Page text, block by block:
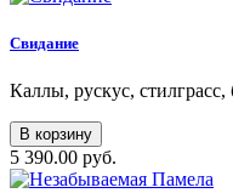
Свидание
Каллы, рускус, стилграсс,
В корзину
5 390.00 руб.